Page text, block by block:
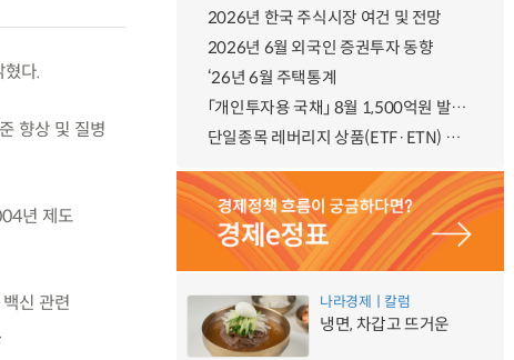
다.
향상 및 질병
년 제도
신 관련
2026년 한국 주식시장 여건 및 전망
2026년 6월 외국인 증권투자 동향
‘26년 6월 주택통계
「개인투자용 국채」 8월 1,500억원 발행 예정
단일종목 레버리지 상품(ETF·ETN) 기본예탁금 강화 조기시행 방안 안내
나라경제ㅣ칼럼
냉면, 차갑고 뜨거운